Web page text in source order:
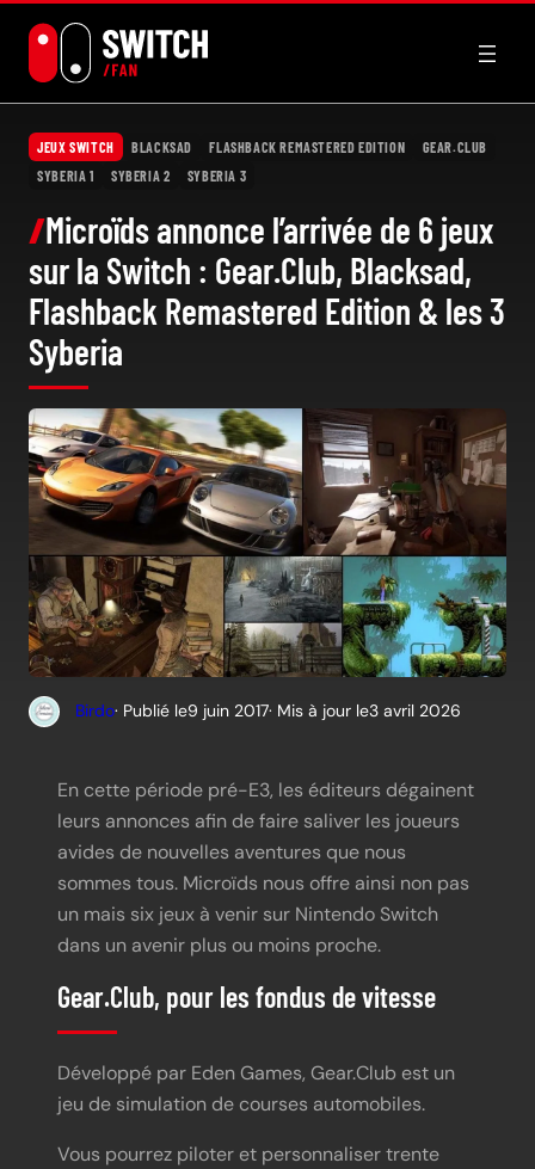
contenu
JEUX SWITCH BLACKSAD FLASHBACK REMASTERED EDITION
GEAR.CLUB
SYBERIA 1
SYBERIA 2 SYBERIA 3
Microïds annonce l’arrivée de 6 jeux
sur la Switch : Gear.Club, Blacksad,
Flashback Remastered Edition & les 3
Syberia
Birdo· Publié le9 juin 2017· Mis à jour le3 avril 2026
En cette période pré-E3, les éditeurs dégainent
leurs annonces afin de faire saliver les joueurs
avides de nouvelles aventures que nous
sommes tous. Microïds nous offre ainsi non pas
un mais six jeux à venir sur Nintendo Switch
dans un avenir plus ou moins proche.
Gear.Club, pour les fondus de vitesse
Développé par Eden Games, Gear.Club est un
jeu de simulation de courses automobiles.
Vous pourrez piloter et personnaliser trente